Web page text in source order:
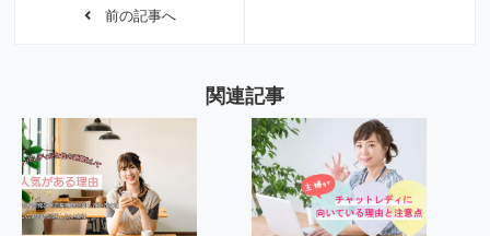
前の記事へ
関連記事